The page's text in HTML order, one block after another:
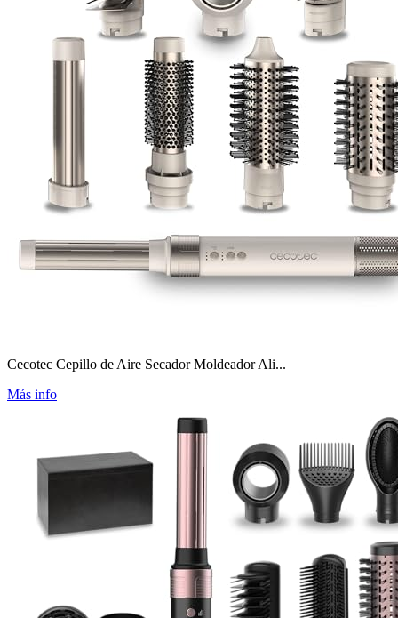
Cecotec Cepillo de Aire Secador Moldeador Ali...
Más info